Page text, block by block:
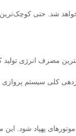
شد. حتی
مصرف انرژی
کلی سیستم پروازی
پهپاد شود.